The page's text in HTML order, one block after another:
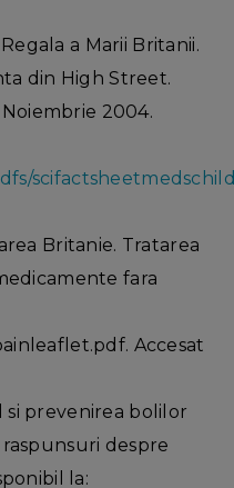
a Marii Britanii.
din High Street.
2004.
Britanie. Tratarea
fara
Accesat
prevenirea bolilor
despre
la: